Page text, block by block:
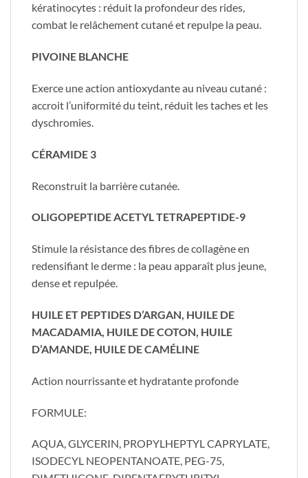
kératinocytes : réduit la profondeur des rides,
combat le relâchement cutané et repulpe la peau.
PIVOINE BLANCHE
Exerce une action antioxydante au niveau cutané :
accroit l’uniformité du teint, réduit les taches et les
dyschromies.
CÉRAMIDE 3
Reconstruit la barrière cutanée.
OLIGOPEPTIDE ACETYLTETRAPEPTIDE-9
Stimule la résistance des fibres de collagène en
redensifiant le derme : la peau apparaît plus jeune,
dense et repulpée.
HUILE ET PEPTIDES D’ARGAN, HUILE DE
MACADAMIA, HUILE DE COTON, HUILE
D’AMANDE, HUILE DE CAMÉLINE
Action nourrissante et hydratante profonde
FORMULE:
AQUA, GLYCERIN, PROPYLHEPTYL CAPRYLATE,
ISODECYL NEOPENTANOATE, PEG-75,